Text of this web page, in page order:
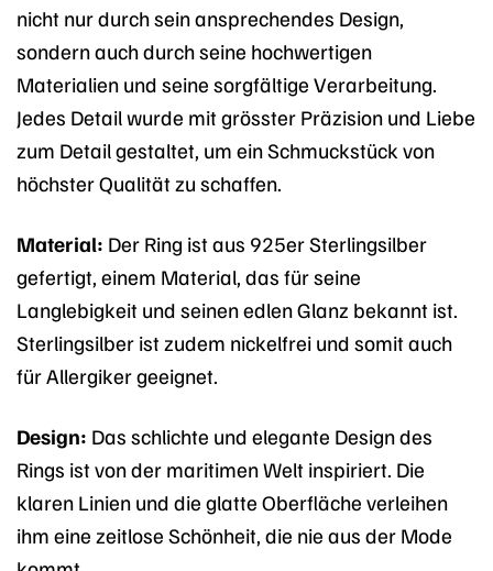
nicht nur durch sein ansprechendes Design,
sondern auch durch seine hochwertigen
Materialien und seine sorgfältige Verarbeitung.
Jedes Detail wurde mit grösster Präzision und Liebe
zum Detail gestaltet, um ein Schmuckstück von
höchster Qualität zu schaffen.
Material: Der Ring ist aus 925er Sterlingsilber
gefertigt, einem Material, das für seine
Langlebigkeit und seinen edlen Glanz bekannt ist.
Sterlingsilber ist zudem nickelfrei und somit auch
für Allergiker geeignet.
Design: Das schlichte und elegante Design des
Rings ist von der maritimen Welt inspiriert. Die
klaren Linien und die glatte Oberfläche verleihen
ihm eine zeitlose Schönheit, die nie aus der Mode